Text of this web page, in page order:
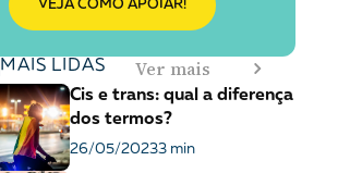
VEJA COMO APOIAR!
MAIS LIDAS Ver mais
Cis e trans: qual a diferença
dos termos?
26/05/20233 min